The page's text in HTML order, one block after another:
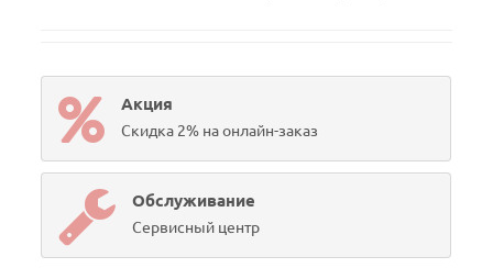
Акция
Скидка 2% на онлайн-заказ
Обслуживание
Сервисный центр